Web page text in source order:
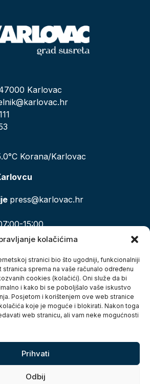
kolačićima
stranici bio što ugodniji, funkcionalniji
sprema na vaše računalo određenu
cookies (kolačići). Oni služe da bi
i kako bi se poboljšalo vaše iskustvo
Posjetom i korištenjem ove web stranice
koje je moguće i blokirati. Nakon toga
web stranicu, ali vam neke mogućnosti
Prihvati
Odbij
Karlovac
Korana/Karlovac
press@karlovac.hr
15:00
grada Karlovca